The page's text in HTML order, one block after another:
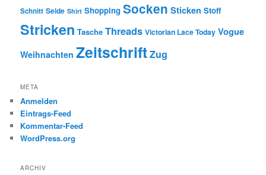
Schnitt Seide Shirt Shopping Socken Sticken Stoff
Stricken Tasche Threads Victorian Lace Today Vogue
Weihnachten ZeitschriftZug
META
Anmelden
Eintrags-Feed
Kommentar-Feed
WordPress.org
ARCHIV